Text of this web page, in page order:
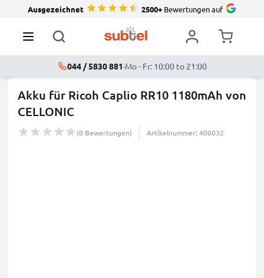
Ausgezeichnet 2500+Bewertungen auf
044 / 5830 881·Mo - Fr: 10:00 to 21:00
Akku für Ricoh Caplio RR10 1180mAh von
CELLONIC
(0 Bewertungen) Artikelnummer: 400032